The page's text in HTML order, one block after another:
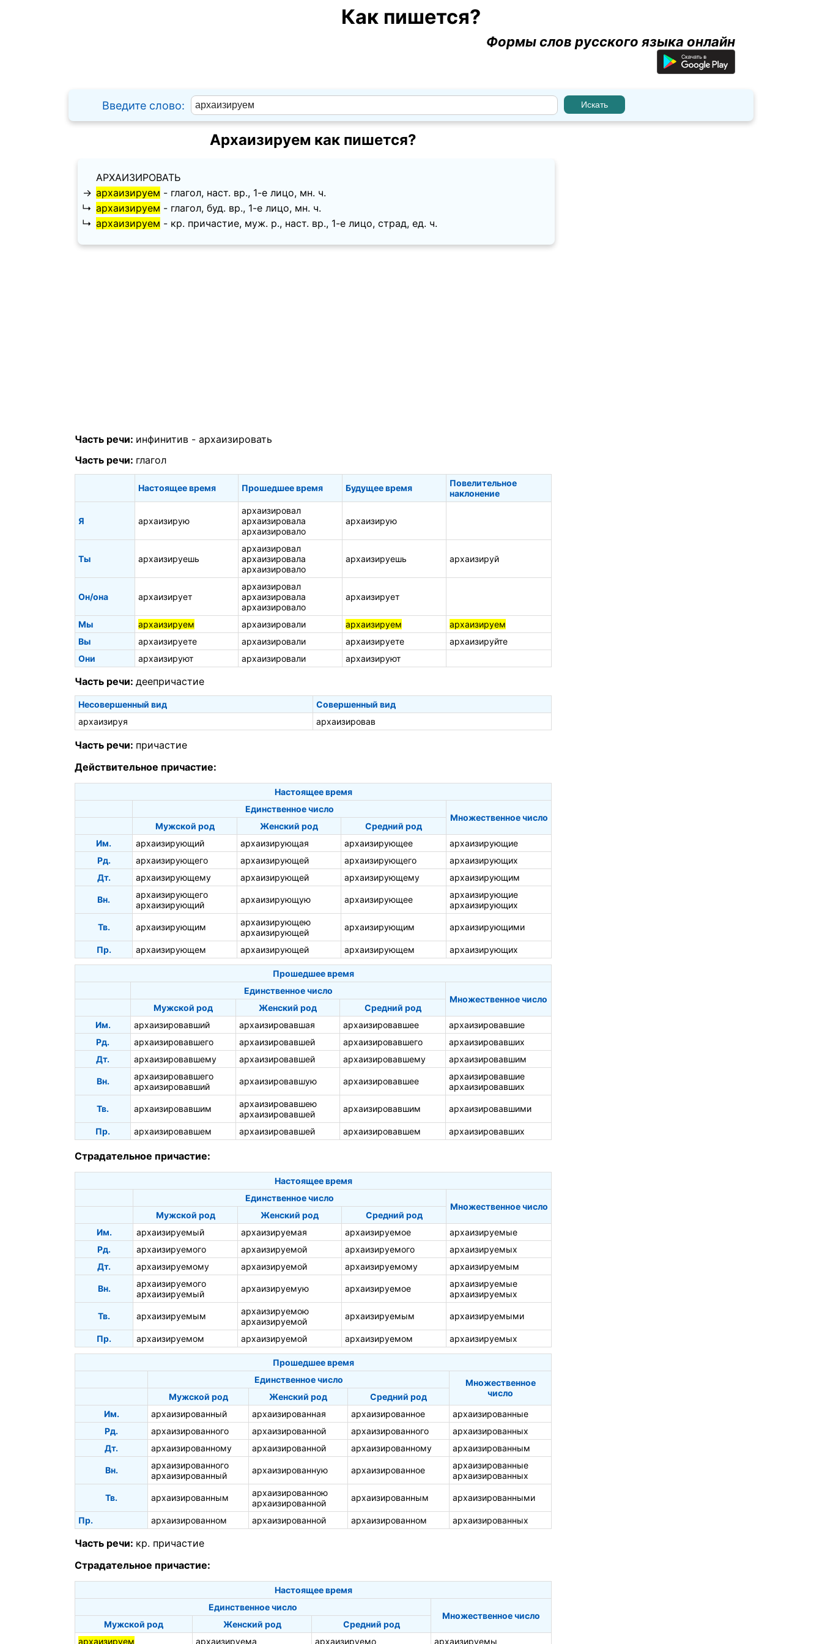
Как пишется?
Формы слов русского языка онлайн
Введите слово:
Архаизируем как пишется?
АРХАИЗИРОВАТЬ
→ архаизируем - глагол, наст. вр., 1-е лицо, мн. ч.
↳ архаизируем - глагол, буд. вр., 1-е лицо, мн. ч.
↳ архаизируем - кр. причастие, муж. p., наст. вр., 1-е лицо, страд, ед. ч.
Часть речи: инфинитив - архаизировать
Часть речи: глагол
Настоящее время Прошедшее время Будущее время
Повелительное
наклонение
Я архаизирую
архаизировал
архаизировала
архаизировало
архаизирую
Ты архаизируешь
архаизировал
архаизировала
архаизировало
архаизируешь архаизируй
Он/она архаизирует
архаизировал
архаизировала
архаизировало
архаизирует
Мы архаизируем архаизировали архаизируем
архаизируем
Вы
архаизируете архаизировали архаизируете
архаизируйте
Они
архаизируют архаизировали архаизируют
Часть речи: деепричастие
Несовершенный вид
Совершенный вид
архаизируя
архаизировав
Часть речи: причастие
Действительное причастие:
Настоящее время
Единственное число
Множественное число
Мужской род
Женский род
Средний род
Им.
архаизирующий архаизирующая архаизирующее
архаизирующие
Рд.
архаизирующего архаизирующей архаизирующего
архаизирующих
Дт.
архаизирующему архаизирующей архаизирующему архаизирующим
Вн.
архаизирующего
архаизирующий
архаизирующую архаизирующее
архаизирующие
архаизирующих
Тв. архаизирующим
архаизирующею
архаизирующей
архаизирующим архаизирующими
Пр. архаизирующем архаизирующей архаизирующем архаизирующих
Прошедшее время
Единственное число
Множественное число
Мужской род
Женский род
Средний род
Им.
архаизировавший архаизировавшая архаизировавшее
архаизировавшие
Рд.
архаизировавшего архаизировавшей архаизировавшего
архаизировавших
Дт.
архаизировавшему архаизировавшей архаизировавшему архаизировавшим
Вн.
архаизировавшего
архаизировавший
архаизировавшую архаизировавшее
архаизировавшие
архаизировавших
Тв. архаизировавшим
архаизировавшею
архаизировавшей
архаизировавшим архаизировавшими
Пр. архаизировавшем архаизировавшей архаизировавшем архаизировавших
Страдательное причастие:
Настоящее время
Единственное число
Множественное число
Мужской род
Женский род
Средний род
Им.
архаизируемый архаизируемая архаизируемое
архаизируемые
Рд.
архаизируемого архаизируемой архаизируемого
архаизируемых
Дт.
архаизируемому архаизируемой архаизируемому архаизируемым
Вн.
архаизируемого
архаизируемый
архаизируемую архаизируемое
архаизируемые
архаизируемых
Тв. архаизируемым
архаизируемою
архаизируемой
архаизируемым архаизируемыми
Пр. архаизируемом архаизируемой архаизируемом архаизируемых
Прошедшее время
Единственное число
Множественное
число
Мужской род Женский род
Средний род
Им.
архаизированный архаизированная архаизированное
архаизированные
Рд.
архаизированного архаизированной архаизированного
архаизированных
Дт.
архаизированному архаизированной архаизированному архаизированным
Вн.
архаизированного
архаизированный
архаизированную архаизированное
архаизированные
архаизированных
Тв. архаизированным
архаизированною
архаизированной
архаизированным архаизированными
Пр. архаизированном архаизированной архаизированном архаизированных
Часть речи: кр. причастие
Страдательное причастие:
Настоящее время
Единственное число
Множественное число
Мужской род
Женский род
Средний род
архаизируем
архаизируема архаизируемо архаизируемы